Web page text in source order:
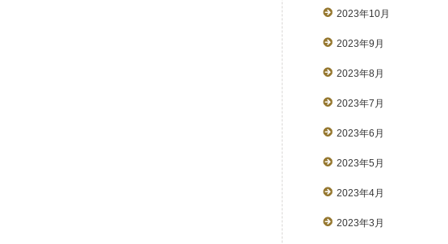
2023年10月
2023年9月
2023年8月
2023年7月
2023年6月
2023年5月
2023年4月
2023年3月